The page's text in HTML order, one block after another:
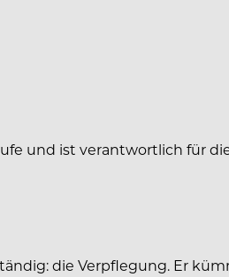
und ist verantwortlich für
die Verpflegung. Er